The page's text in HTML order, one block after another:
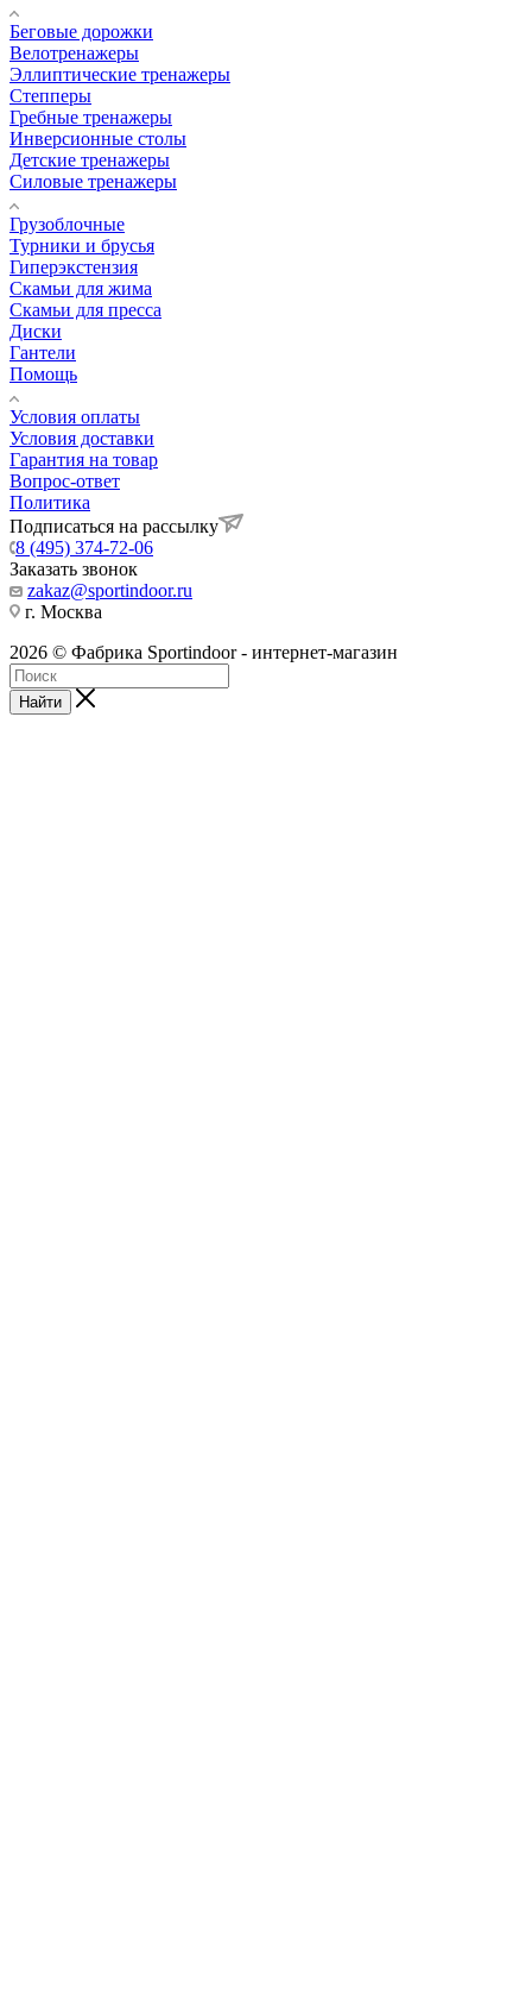
Беговые дорожки
Велотренажеры
Эллиптические тренажеры
Степперы
Гребные тренажеры
Инверсионные столы
Детские тренажеры
Силовые тренажеры
Грузоблочные
Турники и брусья
Гиперэкстензия
Скамьи для жима
Скамьи для пресса
Диски
Гантели
Помощь
Условия оплаты
Условия доставки
Гарантия на товар
Вопрос-ответ
Политика
Подписаться на рассылку
8 (495) 374-72-06
Заказать звонок
zakaz@sportindoor.ru
г. Москва
2026 © Фабрика Sportindoor - интернет-магазин
Найти